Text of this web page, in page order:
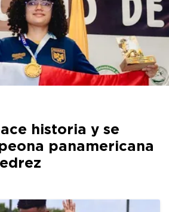
historia y se
panamericana